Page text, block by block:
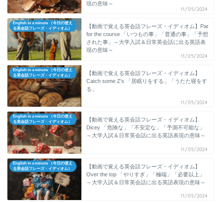
現の意味～
11/05/2024
English in a minute （今日の使え
る英会話フレーズ・イディオム）
【動画で覚える英会話フレーズ・イディオム】Par
for the course 「いつもの事」「普通の事」「予想
された事」～大学入試＆日常英会話に出る英語表
現の意味～
11/05/2024
English in a minute （今日の使え
る英会話フレーズ・イディオム）
【動画で覚える英会話フレーズ・イディオム】
Catch some Z's 「居眠りをする」「うたた寝をす
る」
11/05/2024
English in a minute （今日の使え
る英会話フレーズ・イディオム）
【動画で覚える英会話フレーズ・イディオム】
Dicey 「危険な」「不安定な」「予測不可能な」
～大学入試＆日常英会話に出る英語表現の意味～
11/05/2024
English in a minute （今日の使え
る英会話フレーズ・イディオム）
【動画で覚える英会話フレーズ・イディオム】
Over the top 「やりすぎ」「極端」「必要以上」
～大学入試＆日常英会話に出る英語表現の意味～
11/05/2024